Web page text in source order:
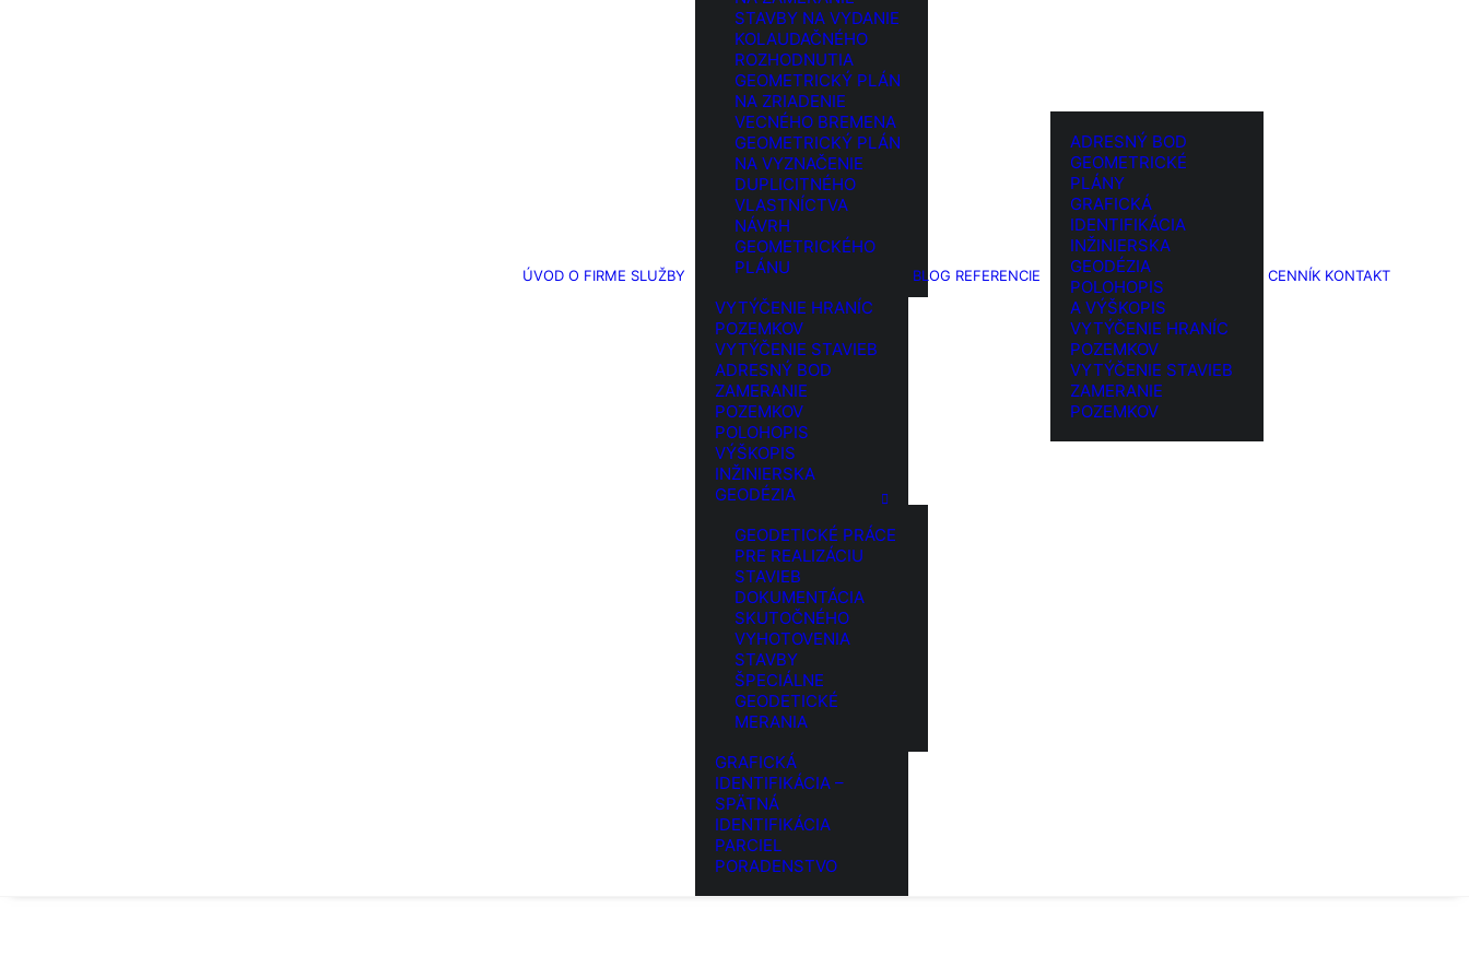
ÚVOD O FIRME SLUŽBY
STAVBY NA VYDANIE
KOLAUDAČNÉHO
ROZHODNUTIA
GEOMETRICKÝ PLÁN
NA ZRIADENIE
VECNÉHO BREMENA
GEOMETRICKÝ PLÁN
NA VYZNAČENIE
DUPLICITNÉHO
VLASTNÍCTVA
NÁVRH
GEOMETRICKÉHO
PLÁNU
VYTÝČENIE HRANÍC
POZEMKOV
VYTÝČENIE STAVIEB
ADRESNÝ BOD
ZAMERANIE
POZEMKOV
POLOHOPIS
VÝŠKOPIS
INŽINIERSKA
GEODÉZIA
GEODETICKÉ PRÁCE
PRE REALIZÁCIU
STAVIEB
DOKUMENTÁCIA
SKUTOČNÉHO
VYHOTOVENIA
STAVBY
ŠPECIÁLNE
GEODETICKÉ
MERANIA
GRAFICKÁ
IDENTIFIKÁCIA –
SPÄTNÁ
IDENTIFIKÁCIA
PARCIEL
PORADENSTVO
BLOG REFERENCIE
ADRESNÝ BOD
GEOMETRICKÉ
PLÁNY
GRAFICKÁ
IDENTIFIKÁCIA
INŽINIERSKA
GEODÉZIA
POLOHOPIS
A VÝŠKOPIS
VYTÝČENIE HRANÍC
POZEMKOV
VYTÝČENIE STAVIEB
ZAMERANIE
POZEMKOV
CENNÍK KONTAKT
Súčasnosť